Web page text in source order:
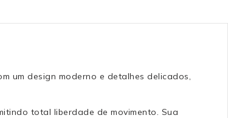
um design moderno e detalhes delicados,
total liberdade de movimento. Sua